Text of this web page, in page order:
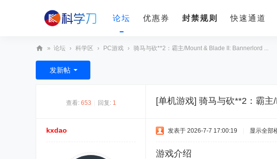
论坛 优惠券 封禁规则 快速通道
科
学
» 论坛 › 科学区 › PC游戏 › 骑马与砍**2：霸主/Mount & Blade II: Bannerlord ...
发新帖
查看: 653 回复: 1 [单机游戏] 骑马与砍**2：霸主
kxdao 发表于 2026-7-7 17:00:19 显示全部
游戏介绍